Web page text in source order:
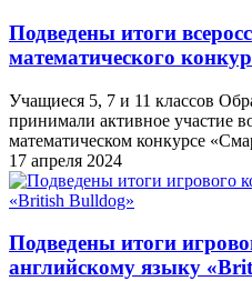
Подведены итоги
математического
Учащиеся 5, 7 и 11 классов
принимали активное участие
математическом конкурсе
17 апреля 2024
Подведены итоги
английскому языку